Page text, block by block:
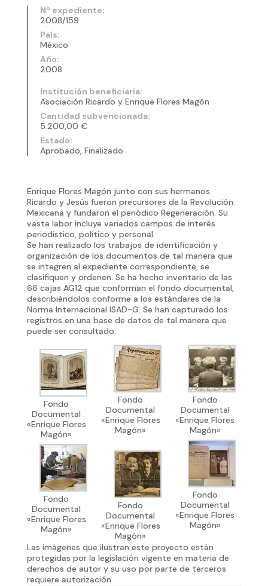
Nº expediente:
2008/159
País:
México
Año:
2008
Institución beneficiaria:
Asociación Ricardo y Enrique Flores Magón
Cantidad subvencionada:
5.200,00 €
Estado:
Aprobado, Finalizado
Enrique Flores Magón junto con sus hermanos
Ricardo y Jesús fueron precursores de la Revolución
Mexicana y fundaron el periódico Regeneración. Su
vasta labor incluye variados campos de interés
periodístico, político y personal.
Se han realizado los trabajos de identificación y
organización de los documentos de tal manera que
se integren al expediente correspondiente, se
clasifiquen y ordenen. Se ha hecho inventario de las
66 cajas AG12 que conforman el fondo documental,
describiéndolos conforme a los estándares de la
Norma Internacional ISAD-G. Se han capturado los
registros en una base de datos de tal manera que
puede ser consultado.
Fondo
Documental
«Enrique Flores
Magón»
Fondo
Documental
«Enrique Flores
Magón»
Fondo
Documental
«Enrique Flores
Magón»
Fondo
Documental
«Enrique Flores
Magón»
Fondo
Documental
«Enrique Flores
Magón»
Fondo
Documental
«Enrique Flores
Magón»
Las imágenes que ilustran este proyecto están
protegidas por la legislación vigente en materia de
derechos de autor y su uso por parte de terceros
requiere autorización.